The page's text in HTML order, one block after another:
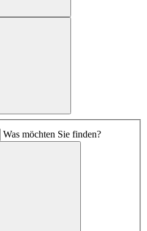
Was möchten Sie finden?